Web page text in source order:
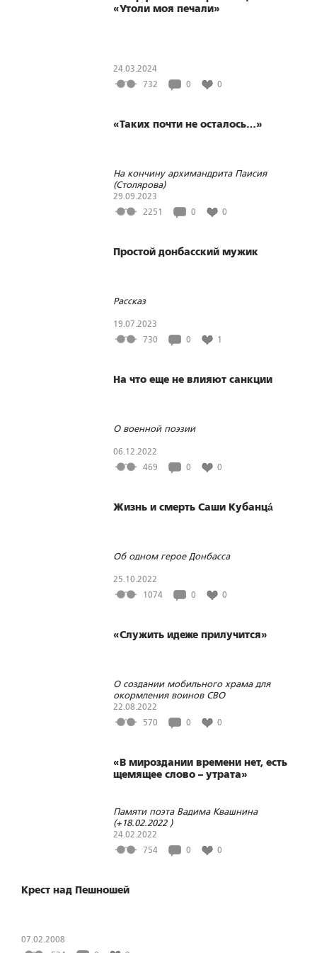
«Утоли моя печали»
24.03.2024
732
0 0
«Таких почти не осталось…»
На кончину архимандрита Паисия
(Столярова)
29.09.2023
2251
0 0
Простой донбасский мужик
Рассказ
19.07.2023
730
0 1
На что еще не влияют санкции
О военной поэзии
06.12.2022
469
0 0
Жизнь и смерть Саши Кубанцá
Об одном герое Донбасса
25.10.2022
1074
0 0
«Служить идеже прилучится»
О создании мобильного храма для
окормления воинов СВО
22.08.2022
570
0 0
«В мироздании времени нет, есть
щемящее слово – утрата»
Памяти поэта Вадима Квашнина
(+18.02.2022 )
24.02.2022
754
0 0
Крест над Пешношей
07.02.2008